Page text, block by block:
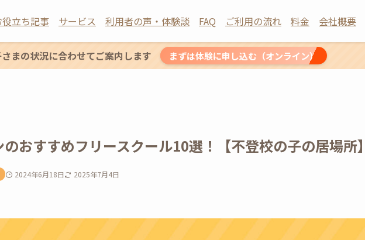
役立ち記事 サービス 利用者の声・体験談 FAQ ご利用の流れ 料金 会社概要
まの状況に合わせてご案内します まずは体験に申し込む（オンライン）
おすすめフリースクール10選！【不登校の子の居場所】
2024年6月18日 2025年7月4日